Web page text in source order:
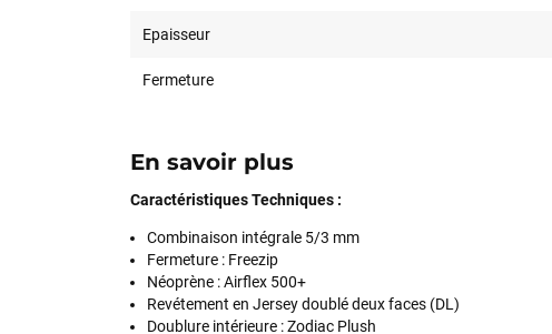
Epaisseur
Fermeture
En savoir plus
Caractéristiques Techniques :
Combinaison intégrale 5/3 mm
Fermeture : Freezip
Néoprène : Airflex 500+
Revétement en Jersey doublé deux faces (DL)
Doublure intérieure :Zodiac Plush